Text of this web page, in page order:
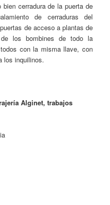
cerradura de la puerta de
de cerraduras del
de acceso a plantas de
de los bombines de todo la
con la misma llave, con
los inquilinos.
Alginet, trabajos